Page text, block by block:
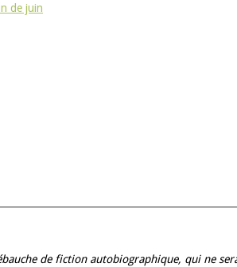
de juin
de fiction autobiographique, qui ne